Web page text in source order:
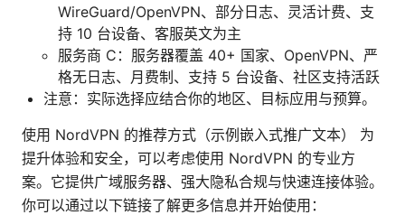
WireGuard/OpenVPN、部分日志、灵活计费、支
持 10 台设备、客服英文为主
服务商 C：服务器覆盖 40+ 国家、OpenVPN、严
格无日志、月费制、支持 5 台设备、社区支持活跃
注意：实际选择应结合你的地区、目标应用与预算。
使用 NordVPN 的推荐方式（示例嵌入式推广文本） 为
提升体验和安全，可以考虑使用 NordVPN 的专业方
案。它提供广域服务器、强大隐私合规与快速连接体验。
你可以通过以下链接了解更多信息并开始使用：